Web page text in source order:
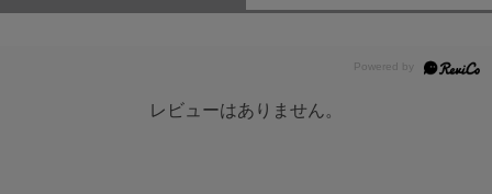
レビューはありません。